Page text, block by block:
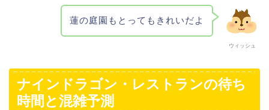
ウィッシュ
蓮の庭園もとってもきれいだよ
ナインドラゴン・レストランの待ち
時間と混雑予測